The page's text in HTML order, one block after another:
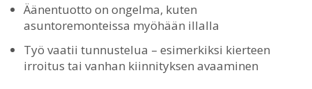
Äänentuotto on ongelma, kuten
asuntoremonteissa myöhään illalla
Työ vaatii tunnustelua – esimerkiksi kierteen
irroitus tai vanhan kiinnityksen avaaminen